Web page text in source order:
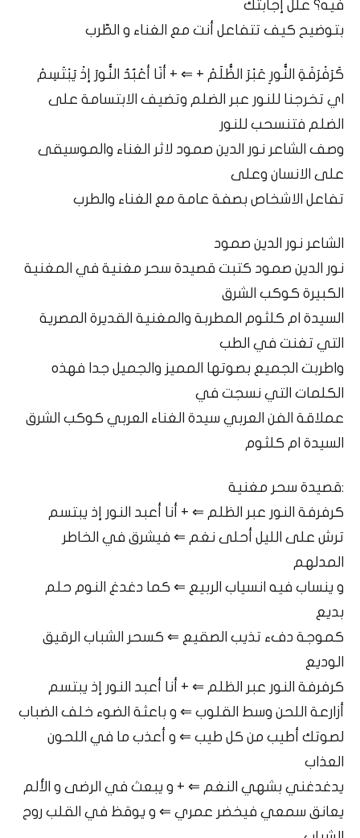
فيه؟ علّل إجابتك
بتوضيح كيف تتفاعل أنت مع الغناء و الطّرب
كَرَفْرَفَةِ النُّورِ عَبْرَ الظُّلَمْ + ⇐ + أنَا أعْبُدُ النُّورَ إذْ يَبْتَسِمْ
اي تخرجنا للنور عبر الضلم وتضيف الابتسامة على
الضلم فتنسحب للنور
وصف الشاعر نور الدين صمود لاثر الغناء والموسيقى
على الانسان وعلى
تفاعل الاشخاص بصفة عامة مع الغناء والطرب
الشاعر نور الدين صمود
نور الدين صمود كتبت قصيدة سحر مغنية في المغنية
الكبيرة كوكب الشرق
السيدة ام كلثوم المطربة والمغنية القديرة المصرية
التي تغنت في الطب
واطربت الجميع بصوتها المميز والجميل جدا فهذه
الكلمات التي نسجت في
عملاقة الفن العربي سيدة الغناء العربي كوكب الشرق
السيدة ام كلثوم
:قصيدة سحر مغنية
كرفرفة النور عبر الظلم ⇐ + أنا أعبد النور إذ يبتسم
ترش على الليل أحلى نغم ⇐ فيشرق في الخاطر
المدلهم
و ينساب فيه انسياب الربيع ⇐ كما دغدغ النوم حلم
بديع
كموجة دفء تذيب الصقيع ⇐ كسحر الشباب الرقيق
الوديع
كرفرفة النور عبر الظلم ⇐ + أنا أعبد النور إذ يبتسم
أزارعة اللحن وسط القلوب ⇐ و باعثة الضوء خلف الضباب
لصوتك أطيب من كل طيب ⇐ و أعذب ما في اللحون
العذاب
يدغدغني بشهي النغم ⇐ + و يبعث في الرضى و الألم
يعانق سمعي فيخضر عمري ⇐ و يوقظ في القلب روح